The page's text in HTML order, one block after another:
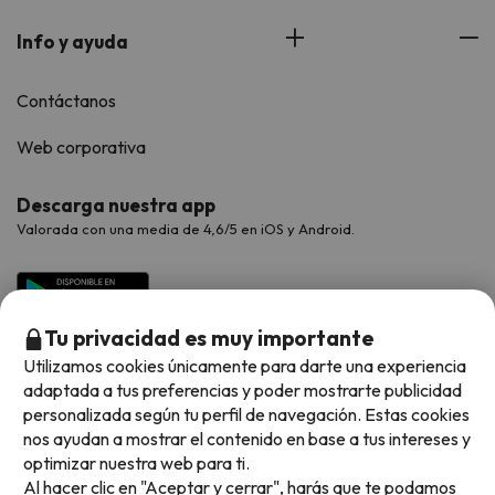
Info y ayuda
Contáctanos
Web corporativa
Descarga nuestra app
Valorada con una media de 4,6/5 en iOS y Android.
Métodos de pago disponibles
Tu privacidad es muy importante
Utilizamos cookies únicamente para darte una experiencia
adaptada a tus preferencias y poder mostrarte publicidad
personalizada según tu perfil de navegación. Estas cookies
nos ayudan a mostrar el contenido en base a tus intereses y
optimizar nuestra web para ti.
Al hacer clic en "Aceptar y cerrar", harás que te podamos